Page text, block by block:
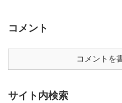
コメント
コメントを
サイト内検索